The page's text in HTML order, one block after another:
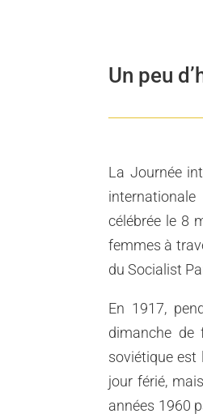
Un peu
La Journée
célébrée le 8
femmes à
du Socialist
En 1917,
dimanche
soviétique est
jour férié,
années 1960